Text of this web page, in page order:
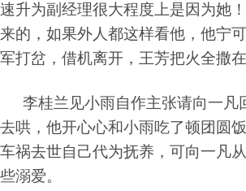
速升为副经理很大程度上是因为她
来的，如果外人都这样看他，他宁
军打岔，借机离开，王芳把火全撒在
李桂兰见小雨自作主张请向一
去哄，他开心心和小雨吃了顿团圆
车祸去世自己代为抚养，可向一凡
些溺爱。